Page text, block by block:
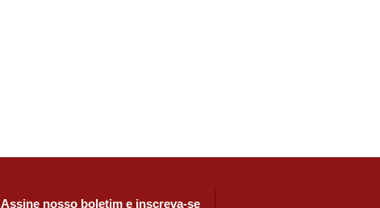
Assine nosso boletim e inscreva-se